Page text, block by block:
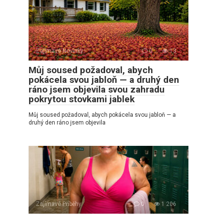
Zajímavé Novinky 0 13
Můj soused požadoval, abych
pokácela svou jabloň — a druhý den
ráno jsem objevila svou zahradu
pokrytou stovkami jablek
Můj soused požadoval, abych pokácela svou jabloň — a
druhý den ráno jsem objevila
Zajímavé Příběhy 0 1 206